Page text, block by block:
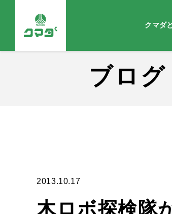
クマダ
ブログ
2013.10.17
木ロボ探検隊